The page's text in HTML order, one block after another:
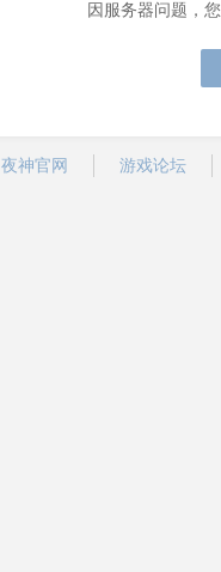
因服务器问题，
夜神官网 游戏论坛